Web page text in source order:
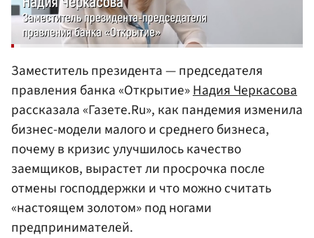
Заместитель президента — председателя
правления банка «Открытие»Надия Черкасова
рассказала «Газете.Ru», как пандемия изменила
бизнес-модели малого и среднего бизнеса,
почему в кризис улучшилось качество
заемщиков, вырастет ли просрочка после
отмены господдержки и что можно считать
«настоящем золотом» под ногами
предпринимателей.